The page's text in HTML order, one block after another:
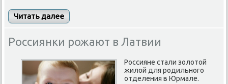
Читать далее
Россиянки рожают в Латвии
Россияне стали золотой
жилой для родильного
отделения в Юрмале.